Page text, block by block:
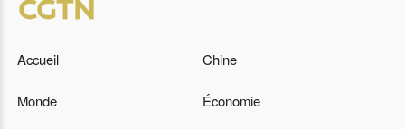
Accueil Chine
Monde Économie